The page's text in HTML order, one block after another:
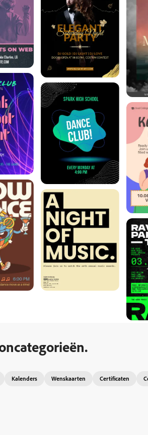
Kalenders Wenskaarten Certificaten